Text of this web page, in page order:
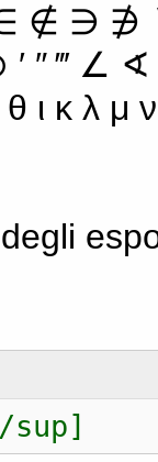
∉ ∋ ∌
″ ‴ ∠
θ ι κ λ